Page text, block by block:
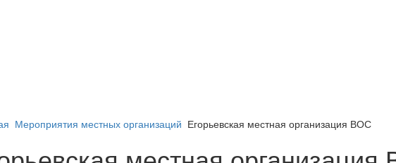
Мероприятия местных организаций Егорьевская местная организация ВОС